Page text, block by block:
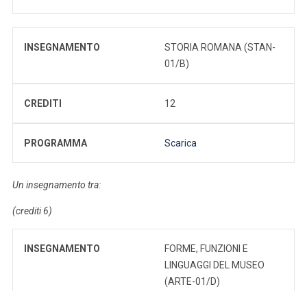
INSEGNAMENTO
STORIA ROMANA (STAN-
01/B)
CREDITI 12
PROGRAMMA Scarica
Un insegnamento tra:
(crediti 6)
INSEGNAMENTO
FORME, FUNZIONI E
LINGUAGGI DEL MUSEO
(ARTE-01/D)